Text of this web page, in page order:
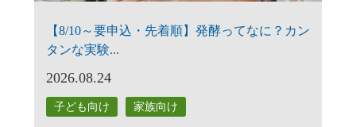
【8/10～要申込・先着順】発酵ってなに？カン
タンな実験...
2026.08.24
子ども向け 家族向け